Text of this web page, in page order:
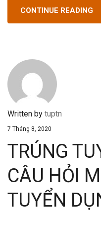
CONTINUE READING
Written by tuptn
7 Tháng 8, 2020
TRÚNG
CÂU HỎI
TUYỂN